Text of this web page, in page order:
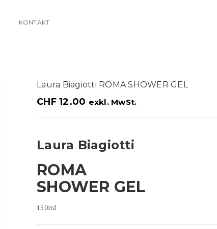
KONTAKT
Laura Biagiotti ROMA SHOWER GEL
CHF12.00 exkl. MwSt.
Laura Biagiotti
ROMA
SHOWER GEL
150ml